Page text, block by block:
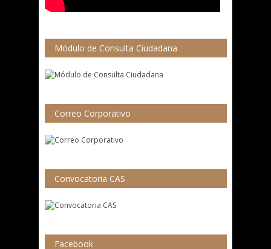
Módulo de Consulta Ciudadana
Correo Corporativo
Convocatoria CAS
Facebook